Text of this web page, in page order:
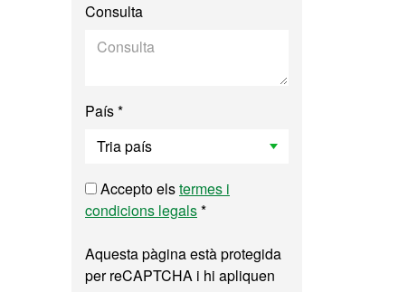
Consulta
País *
Accepto elstermes i
condicions legals*
Aquesta pàgina està protegida
per reCAPTCHA i hi apliquen